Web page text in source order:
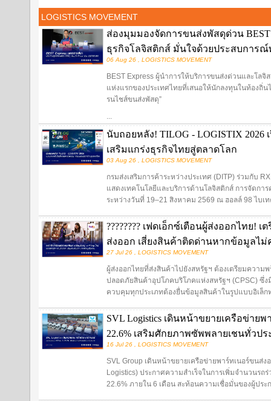
LOGISTICS MOVEMENT
ส่องมุมมองจัดการขนส่งพัสดุด่วน
ธุรกิจโลจิสติกส์ มั่นใจด้วยประสบกา
06 Aug 26 , LOGISTICS MOVEMENT
BEST Express ผู้นำการให้บริการขนส่งด่วนและโล
แห่งแรกของประเทศไทยที่เสนอให้นักลงทุนในท้องถิ่
รนไชส์ขนส่งพัสดุ”
...
นับถอยหลัง! TILOG - LOGISTIX
เสริมแกร่งธุรกิจไทยสู่ตลาดโลก
03 Aug 26 , LOGISTICS MOVEMENT
กรมส่งเสริมการค้าระหว่างประเทศ (DITP) ร่วมกับ
แสดงเทคโนโลยีและบริการด้านโลจิสติกส์ การจัดก
ระหว่างวันที่ 19–21 สิงหาคม 2569 ณ ฮอลล์ 98 ไบเ
???????? เฟดเอ็กซ์เตือนผู้ส่งออกไทย!
ส่งออก เสี่ยงสินค้าติดด่านหากข้อมูลไม่
27 Jul 26 , LOGISTICS MOVEMENT
ผู้ส่งออกไทยที่ส่งสินค้าไปยังสหรัฐฯ ต้องเตรียมควา
ปลอดภัยสินค้าอุปโภคบริโภคแห่งสหรัฐฯ (CPSC) ซึ่
ควบคุมทุกประเภทต้องยื่นข้อมูลสินค้าในรูปแบบอิเล็ก
SVL Logistics เดินหน้าขยายเครือข่าย
22.6% เสริมศักยภาพซัพพลายเชนทั่วปร
16 Jul 26 , LOGISTICS MOVEMENT
SVL Group เดินหน้าขยายเครือข่ายพาร์ทเนอร์ขนส่ง
Logistics) ประกาศความสำเร็จในการเพิ่มจำนวนร
22.6% ภายใน 6 เดือน สะท้อนความเชื่อมั่นของผู้ประ